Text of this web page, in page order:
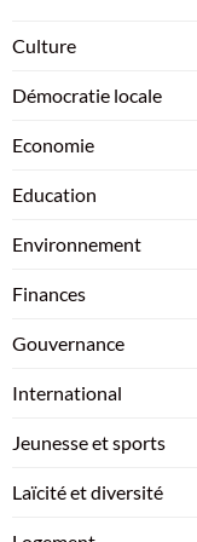
Culture
Démocratie locale
Economie
Education
Environnement
Finances
Gouvernance
International
Jeunesse et sports
Laïcité et diversité